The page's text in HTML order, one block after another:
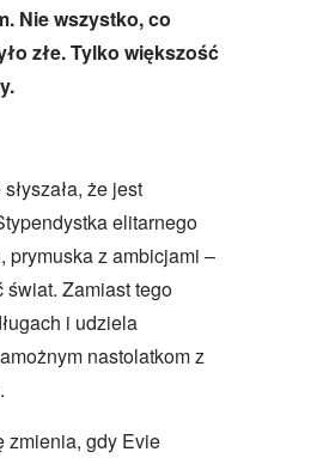
Nie wszystko, co
złe. Tylko większość
że jest
elitarnego
prymuska z ambicjami –
świat. Zamiast tego
i udziela
nastolatkom z
zmienia, gdy Evie